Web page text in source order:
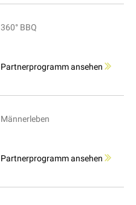
360° BBQ
Partnerprogramm ansehen
Männerleben
Partnerprogramm ansehen